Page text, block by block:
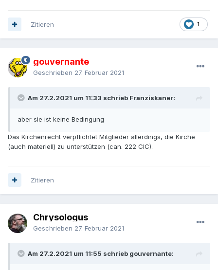
1
Zitieren
gouvernante
Geschrieben 27. Februar 2021
Am 27.2.2021 um 11:33 schrieb Franziskaner:
aber sie ist keine Bedingung
Das Kirchenrecht verpflichtet Mitglieder allerdings, die Kirche
(auch materiell) zu unterstützen (can. 222 CIC).
Zitieren
Chrysologus
Geschrieben 27. Februar 2021
Am 27.2.2021 um 11:55 schrieb gouvernante: